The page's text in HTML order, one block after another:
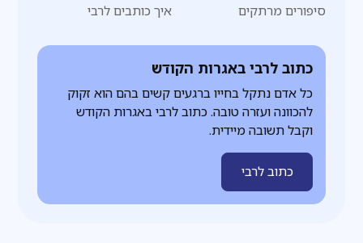
סיפורים מרתקים איך כותבים לרבי
כתוב לרבי באגרות הקודש
כל אדם נתקל בחייו ברגעים קשים בהם הוא זקוק
להכוונה ועזרה טובה. כתוב לרבי באגרות הקודש
וקבל תשובה מיידית.
כתוב לרבי